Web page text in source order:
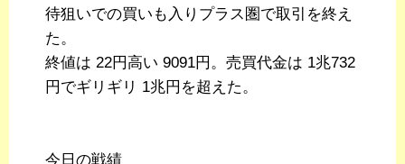
待狙いでの買いも入りプラス圏で取引を終え
た。
終値は 22円高い 9091円。売買代金は 1兆732
円でギリギリ 1兆円を超えた。
今日の戦績